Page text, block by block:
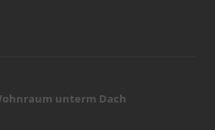
unterm Dach